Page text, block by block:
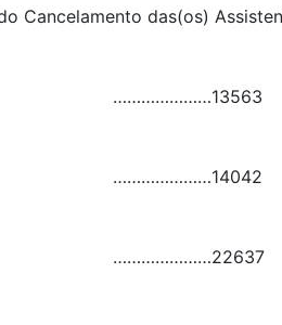
Cancelamento das(os)
…………………13563
…………………14042
…………………22637